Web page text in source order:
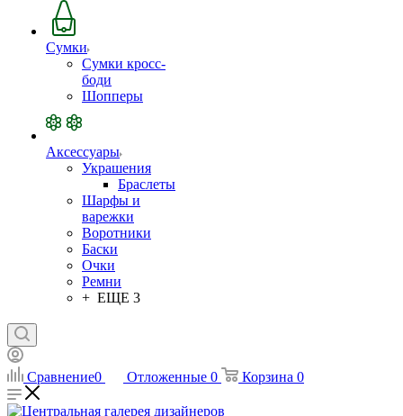
Сумки
Сумки кросс-
боди
Шопперы
Аксессуары
Украшения
Браслеты
Шарфы и
варежки
Воротники
Баски
Очки
Ремни
+ ЕЩЕ 3
Сравнение0 Отложенные 0 Корзина 0